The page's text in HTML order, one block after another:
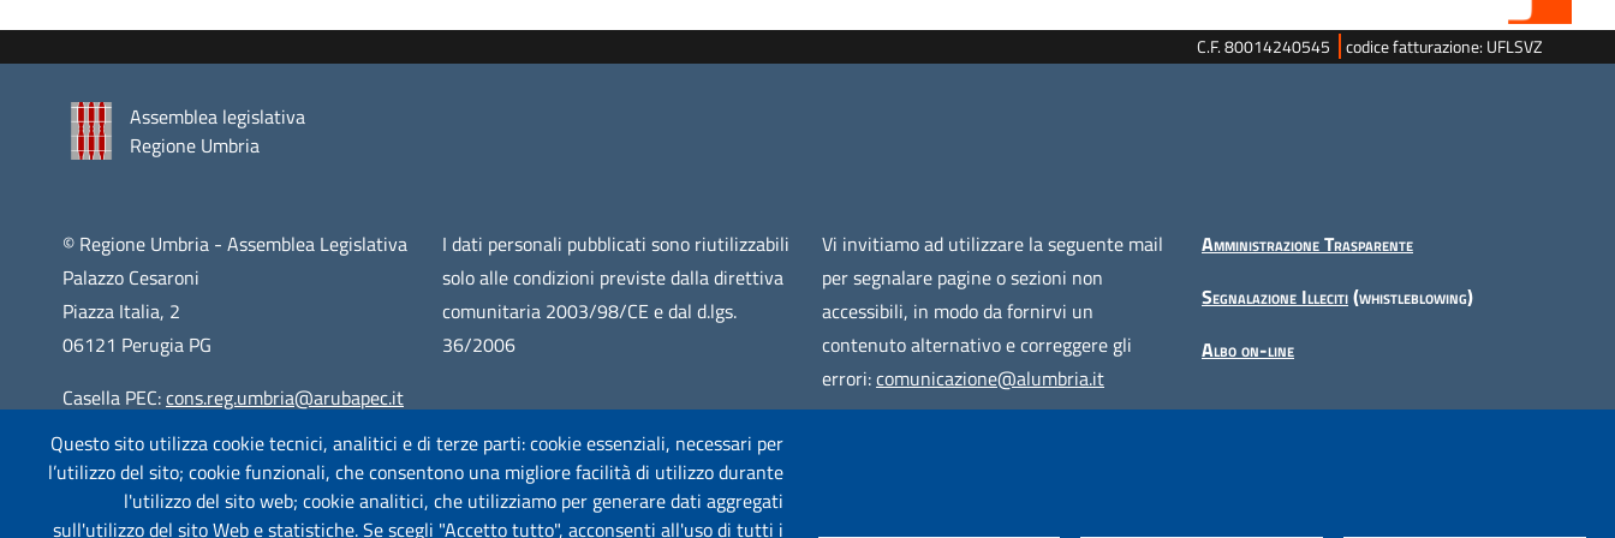
C.F. 80014240545 codice fatturazione: UFLSVZ
Assemblea legislativa
Regione Umbria
© Regione Umbria - Assemblea Legislativa
Palazzo Cesaroni
Piazza Italia, 2
06121 Perugia PG
Casella PEC:cons.reg.umbria@arubapec.it
Centralino: 075 5761
CF: 94065130547
I dati personali pubblicati sono riutilizzabili
solo alle condizioni previste dalla direttiva
comunitaria 2003/98/CE e dal d.lgs.
36/2006
Vi invitiamo ad utilizzare la seguente mail
per segnalare pagine o sezioni non
accessibili, in modo da fornirvi un
contenuto alternativo e correggere gli
errori:comunicazione@alumbria.it
Amministrazione Trasparente
Segnalazione Illeciti(whistleblowing)
Albo on-line
Questo sito utilizza cookie tecnici, analitici e di terze parti: cookie essenziali, necessari per
l’utilizzo del sito; cookie funzionali, che consentono una migliore facilità di utilizzo durante
l'utilizzo del sito web; cookie analitici, che utilizziamo per generare dati aggregati
sull'utilizzo del sito Web e statistiche. Se scegli "Accetto tutto", acconsenti all'uso di tutti i